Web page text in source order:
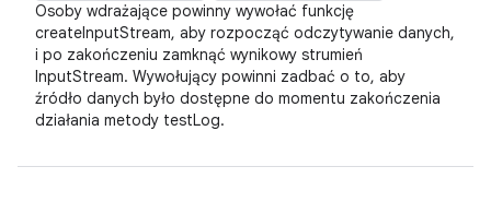
Osoby wdrażające powinny wywołać funkcję
createInputStream, aby rozpocząć odczytywanie danych,
i po zakończeniu zamknąć wynikowy strumień
InputStream. Wywołujący powinni zadbać o to, aby
źródło danych było dostępne do momentu zakończenia
działania metody testLog.